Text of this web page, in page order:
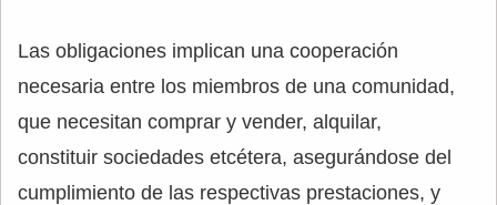
Las obligaciones implican una cooperación
necesaria entre los miembros de una comunidad,
que necesitan comprar y vender, alquilar,
constituir sociedades etcétera, asegurándose del
cumplimiento de las respectivas prestaciones, y